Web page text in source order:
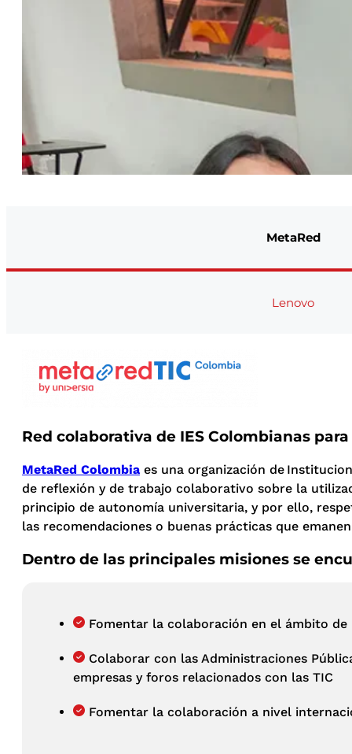
MetaRed
Lenovo
Red colaborativa de IES Colombianas
MetaRed Colombia es una organización de
de reflexión y de trabajo colaborativo sobre la
principio de autonomía universitaria, y por ello,
las recomendaciones o buenas prácticas que
Dentro de las principales misiones se
Fomentar la colaboración en el ámbito
Colaborar con las Administraciones
empresas y foros relacionados con las TIC
Fomentar la colaboración a nivel